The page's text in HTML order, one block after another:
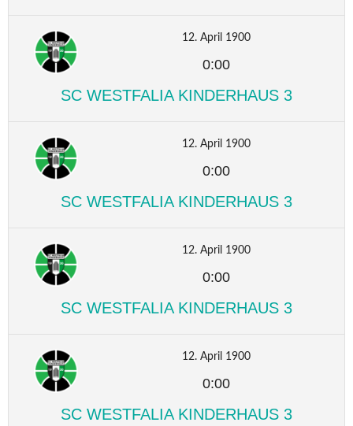
12. April 1900
0:00
SC WESTFALIA KINDERHAUS 3
12. April 1900
0:00
SC WESTFALIA KINDERHAUS 3
12. April 1900
0:00
SC WESTFALIA KINDERHAUS 3
12. April 1900
0:00
SC WESTFALIA KINDERHAUS 3